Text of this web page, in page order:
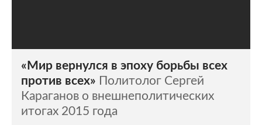
«Мир вернулся в эпоху борьбы всех
против всех» Политолог Сергей
Караганов о внешнеполитических
итогах 2015 года